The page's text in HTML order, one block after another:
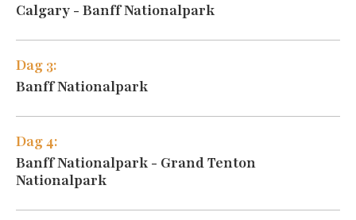
Calgary - Banff Nationalpark
Dag 3:
Banff Nationalpark
Dag 4:
Banff Nationalpark - Grand Tenton
Nationalpark